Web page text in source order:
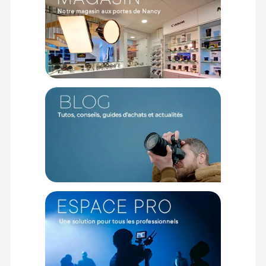
assurent également une protection accrue contre les chocs
et les éléments extérieurs.
Matériau résistant aux intempéries
Fabriqué avec des matériaux résistants aux intempéries, cet
étui protège vos appareils électroniques contre l'humidité, la
poussière et les conditions climatiques difficiles. Il est donc
parfaitement adapté aux environnements extérieurs, offrant
une sécurité supplémentaire lors de vos aventures.
L'intérieur de l'étui comprend une petite boucle prévue pour
organiser et maintenir les câbles en place. Ce rangement
pratique évite que vos câbles ne s'emmêlent et les garde
accessibles en tout temps.
Boucle de sangle
Pour faciliter le transport, l'étui est équipé d'une boucle de
sangle extérieure. Vous pouvez ainsi l'attacher facilement à
un sac, une ceinture ou une sangle, vous permettant d'y
accéder rapidement sans avoir à fouiller dans vos affaires.